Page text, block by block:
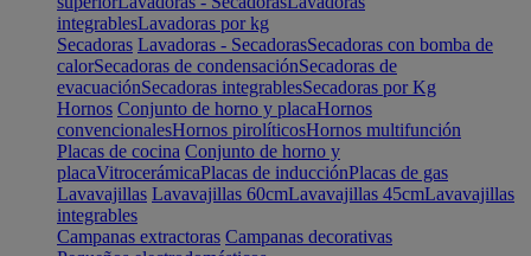
integrablesLavadoras por kg
Secadoras Lavadoras - SecadorasSecadoras con bomba de
calorSecadoras de condensaciónSecadoras de
evacuaciónSecadoras integrablesSecadoras por Kg
Hornos Conjunto de horno y placaHornos
convencionalesHornos pirolíticosHornos multifunción
Placas de cocina Conjunto de horno y
placaVitrocerámicaPlacas de inducciónPlacas de gas
Lavavajillas Lavavajillas 60cmLavavajillas 45cmLavavajillas
integrables
Campanas extractoras Campanas decorativas